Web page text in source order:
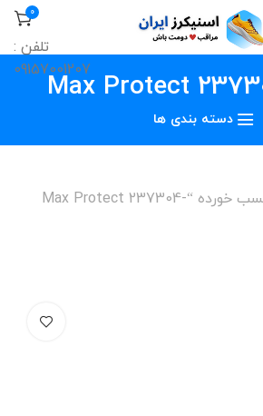
0
تلفن :
09157001207
Max Protect
دسته بندی ها
محصولات برچسب خورده “Max Protect 237304-